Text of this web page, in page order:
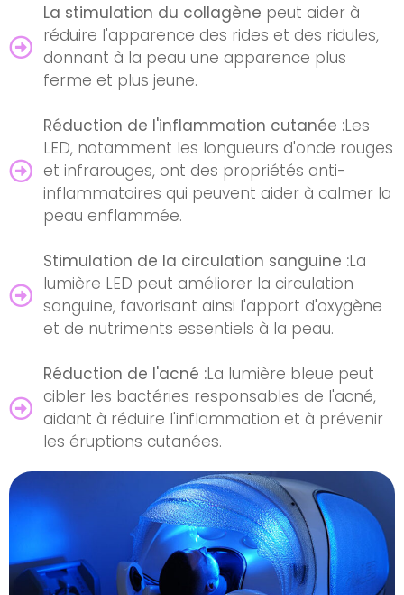
La stimulation du collagène peut aider à
réduire l'apparence des rides et des ridules,
donnant à la peau une apparence plus
ferme et plus jeune.
Réduction de l'inflammation cutanée :Les
LED, notamment les longueurs d'onde rouges
et infrarouges, ont des propriétés anti-
inflammatoires qui peuvent aider à calmer la
peau enflammée.
Stimulation de la circulation sanguine :La
lumière LED peut améliorer la circulation
sanguine, favorisant ainsi l'apport d'oxygène
et de nutriments essentiels à la peau.
Réduction de l'acné :La lumière bleue peut
cibler les bactéries responsables de l'acné,
aidant à réduire l'inflammation et à prévenir
les éruptions cutanées.